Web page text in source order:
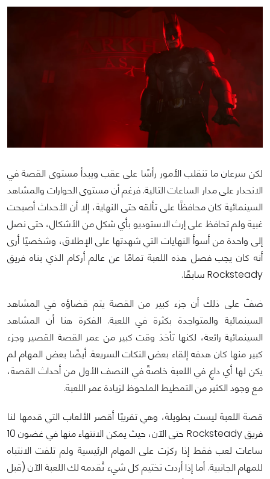
لكن سرعان ما تنقلب الأمور رأسًا على عقب ويبدأ مستوى القصة في
الانحدار على مدار الساعات التالية. فرغم أن مستوى الحوارات والمشاهد
السينمائية كان محافظًا على تألقه حتى النهاية، إلا أن الأحداث أصبحت
غبية ولم تحافظ على إرث الاستوديو بأي شكل من الأشكال، حتى نصل
إلى واحدة من أسوأ النهايات التي شهدتها على الإطلاق، وشخصيًا أرى
أنه كان يجب فصل هذه اللعبة تمامًا عن عالم أركام الذي بناه فريق
Rocksteady سابقًا.
ضفّ على ذلك أن جزء كبير من القصة يتم قضاؤه في المشاهد
السينمائية والمتواجدة بكثرة في اللعبة. الفكرة هنا أن المشاهد
السينمائية رائعة، لكنها تأخذ وقت كبير من عمر القصة القصير وجزء
كبير منها كان هدفه إلقاء بعض النكات السريعة. أيضًا بعض المهام لم
يكن لها أي داعٍ في اللعبة خاصةً في النصف الأول من أحداث القصة،
مع وجود الكثير من التمطيط الملحوظ لزيادة عمر اللعبة.
قصة اللعبة ليست بطويلة، وهي تقريبًا أقصر الألعاب التي قدمها لنا
فريق Rocksteady حتى الآن، حيث يمكن الانتهاء منها في غضون 10
ساعات لعب فقط إذا ركزت على المهام الرئيسية ولم تلفت الانتباه
للمهام الجانبية. أما إذا أردت تختيم كل شيء تُقدمه لك اللعبة الآن (قبل